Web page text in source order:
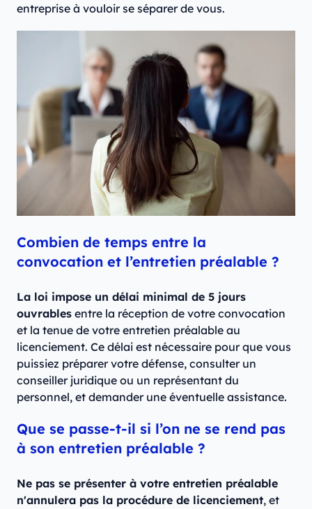
entreprise à vouloir se séparer de vous.
Combien de temps entre la
convocation et l’entretien préalable ?
La loi impose un délai minimal de 5 jours
ouvrables entre la réception de votre convocation
et la tenue de votre entretien préalable au
licenciement. Ce délai est nécessaire pour que vous
puissiez préparer votre défense, consulter un
conseiller juridique ou un représentant du
personnel, et demander une éventuelle assistance.
Que se passe-t-il si l’on ne se rend pas
à son entretien préalable ?
Ne pas se présenter à votre entretien préalable
n'annulera pas la procédure de licenciement, et